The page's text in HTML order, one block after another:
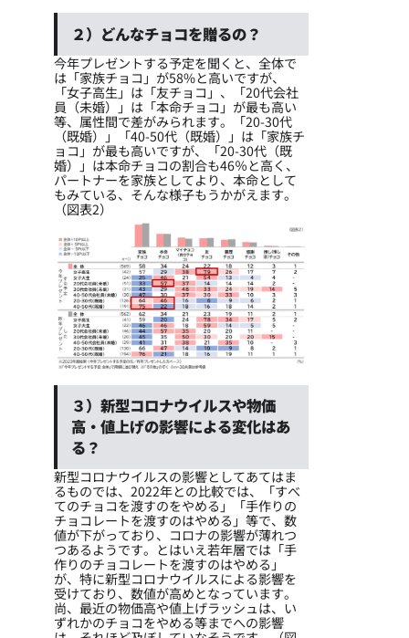
２）どんなチョコを贈るの？
今年プレゼントする予定を聞くと、全体で
は「家族チョコ」が58%と高いですが、
「女子高生」は「友チョコ」、「20代会社
員（未婚）」は「本命チョコ」が最も高い
等、属性間で差がみられます。「20-30代
（既婚）」「40-50代（既婚）」は「家族チ
ョコ」が最も高いですが、「20-30代（既
婚）」は本命チョコの割合も46％と高く、
パートナーを家族としてより、本命として
もみている、そんな様子もうかがえます。
（図表2）
３）新型コロナウイルスや物価
高・値上げの影響による変化はあ
る？
新型コロナウイルスの影響としてあてはま
るものでは、2022年との比較では、「すべ
てのチョコを渡すのをやめる」「手作りの
チョコレートを渡すのはやめる」等で、数
値が下がっており、コロナの影響が薄れつ
つあるようです。とはいえ若年層では「手
作りのチョコレートを渡すのはやめる」
が、特に新型コロナウイルスによる影響を
受けており、数値が高めとなっています。
尚、最近の物価高や値上げラッシュは、い
ずれかのチョコをやめる等までへの影響